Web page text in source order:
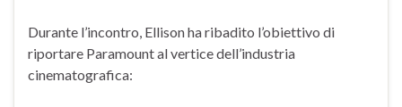
Durante l’incontro, Ellison ha ribadito l’obiettivo di
riportare Paramount al vertice dell’industria
cinematografica: